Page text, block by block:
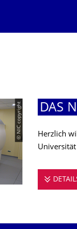
© NIC copyright DAS
Herzlich